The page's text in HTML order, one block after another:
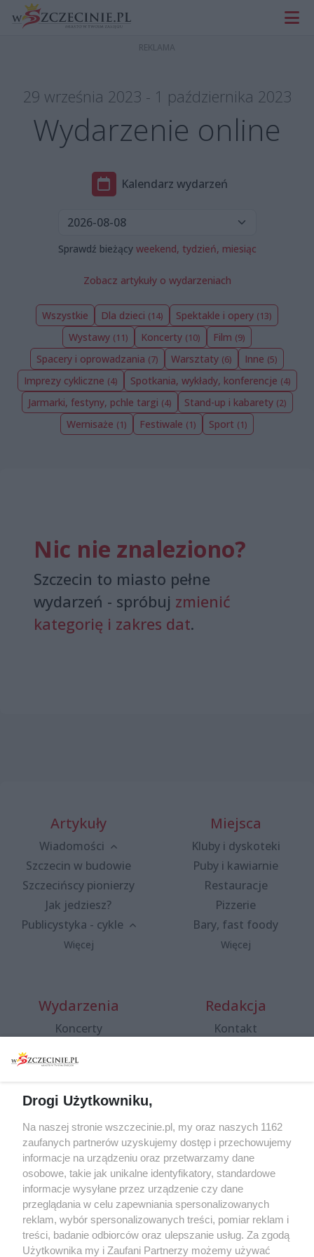
29 września 2023 - 1 października 2023
Wydarzenie online
Kalendarz wydarzeń
Sprawdź bieżący weekend, tydzień, miesiąc
Zobacz artykuły o wydarzeniach
Wszystkie Dla dzieci (14) Spektakle i opery (13)
Wystawy (11) Koncerty (10) Film (9)
Spacery i oprowadzania (7) Warsztaty (6) Inne (5)
Imprezy cykliczne (4) Spotkania, wykłady, konferencje (4)
Jarmarki, festyny, pchle targi (4) Stand-up i kabarety (2)
Wernisaże (1) Festiwale (1) Sport (1)
Nic nie znaleziono?
Szczecin to miasto pełne
wydarzeń - spróbuj zmienić
kategorię i zakres dat.
Artykuły
Wiadomości
Szczecin w budowie
Szczecińscy pionierzy
Jak jedziesz?
Publicystyka - cykle
Więcej
Miejsca
Kluby i dyskoteki
Puby i kawiarnie
Restauracje
Pizzerie
Bary, fast foody
Więcej
Wydarzenia
Koncerty
Spacery i oprowadzania
targi
Wernisaże
Więcej
Redakcja
Kontakt
Specjalny koncert z okazji
20. urodzin portalu
wSzczecinie.pl
Regulamin konkursów
śniadaniówka "Hej
Szczecin! Jest piątek!"
Drogi Użytkowniku,
Na naszej stronie wszczecinie.pl, my oraz naszych 1162
zaufanych partnerów uzyskujemy dostęp i przechowujemy
informacje na urządzeniu oraz przetwarzamy dane
osobowe, takie jak unikalne identyfikatory, standardowe
informacje wysyłane przez urządzenie czy dane
przeglądania w celu zapewniania spersonalizowanych
reklam, wybór spersonalizowanych treści, pomiar reklam i
treści, badanie odbiorców oraz ulepszanie usług. Za zgodą
Użytkownika my i Zaufani Partnerzy możemy używać